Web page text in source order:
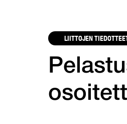
LIITTOJEN